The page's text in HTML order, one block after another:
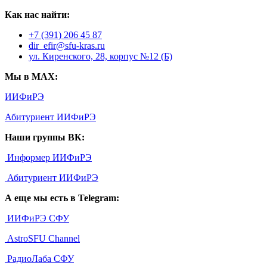
Как нас найти:
+7 (391) 206 45 87
dir_efir@sfu-kras.ru
ул. Киренского, 28, корпус №12 (Б)
Мы в MAX:
ИИФиРЭ
Абитуриент ИИФиРЭ
Наши группы ВК:
Информер ИИФиРЭ
Абитуриент ИИФиРЭ
А еще мы есть в Telegram:
ИИФиРЭ СФУ
AstroSFU Channel
РадиоЛаба СФУ